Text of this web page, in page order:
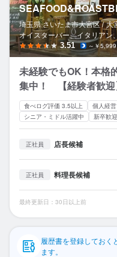
応募履歴
WEB履歴書
スカウト・メルマガ受信設
ヘルプ・お問い合わせフォー
掲載をご検討の店舗様へ
食べログ求人PRESS
プライバシーポリシー
利用規約
埼玉県 さいたま市大宮区 / 大
オイスターバー、イタリアン
3.51 ～￥5,999
未経験でもOK！本格
集中！ 【経験者歓迎
食べログ評価 3.5以上 個人経営
シニア・ミドル活躍中
新卒歓迎
正社員 店長候補
正社員 料理長候補
最終更新日：30日以上前
履歴書を登録しておく
ます。